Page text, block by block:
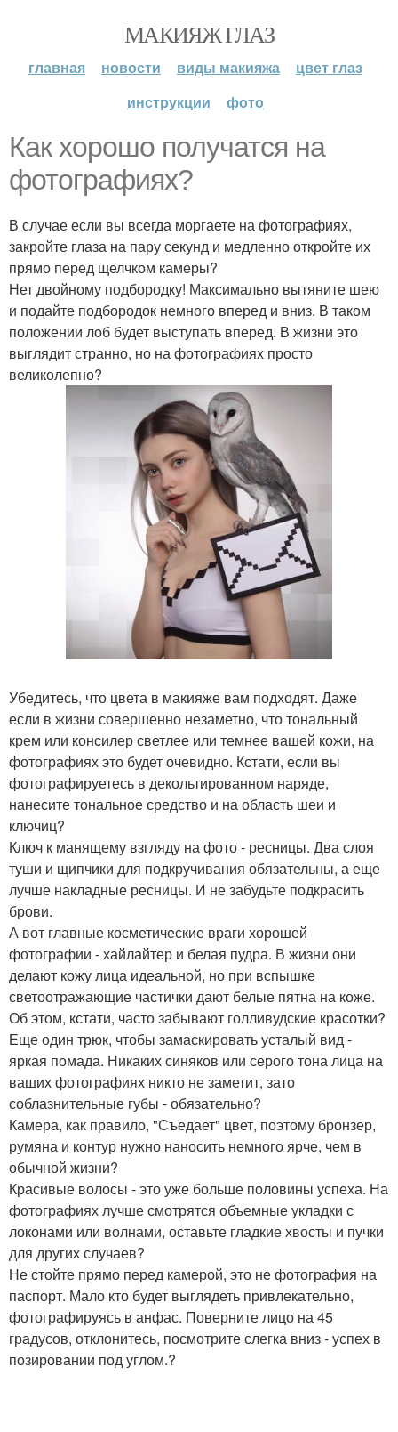
МАКИЯЖ ГЛАЗ
главная новости виды макияжа
цвет глаз
инструкции
фото
Как хорошо получатся на
фотографиях?
В случае если вы всегда моргаете на фотографиях,
закройте глаза на пару секунд и медленно откройте их
прямо перед щелчком камеры?
Нет двойному подбородку! Максимально вытяните шею
и подайте подбородок немного вперед и вниз. В таком
положении лоб будет выступать вперед. В жизни это
выглядит странно, но на фотографиях просто
великолепно?
Убедитесь, что цвета в макияже вам подходят. Даже
если в жизни совершенно незаметно, что тональный
крем или консилер светлее или темнее вашей кожи, на
фотографиях это будет очевидно. Кстати, если вы
фотографируетесь в декольтированном наряде,
нанесите тональное средство и на область шеи и
ключиц?
Ключ к манящему взгляду на фото - ресницы. Два слоя
туши и щипчики для подкручивания обязательны, а еще
лучше накладные ресницы. И не забудьте подкрасить
брови.
А вот главные косметические враги хорошей
фотографии - хайлайтер и белая пудра. В жизни они
делают кожу лица идеальной, но при вспышке
светоотражающие частички дают белые пятна на коже.
Об этом, кстати, часто забывают голливудские красотки?
Еще один трюк, чтобы замаскировать усталый вид -
яркая помада. Никаких синяков или серого тона лица на
ваших фотографиях никто не заметит, зато
соблазнительные губы - обязательно?
Камера, как правило, "Съедает" цвет, поэтому бронзер,
румяна и контур нужно наносить немного ярче, чем в
обычной жизни?
Красивые волосы - это уже больше половины успеха. На
фотографиях лучше смотрятся объемные укладки с
локонами или волнами, оставьте гладкие хвосты и пучки
для других случаев?
Не стойте прямо перед камерой, это не фотография на
паспорт. Мало кто будет выглядеть привлекательно,
фотографируясь в анфас. Поверните лицо на 45
градусов, отклонитесь, посмотрите слегка вниз - успех в
позировании под углом.?